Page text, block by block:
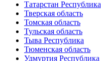
Татарстан Республика
Тверская область
Томская область
Тульская область
Тыва Республика
Тюменская область
Удмуртия Республика